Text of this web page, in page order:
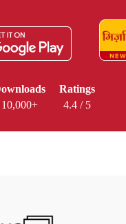
10,000+
Ratings
4.4 / 5